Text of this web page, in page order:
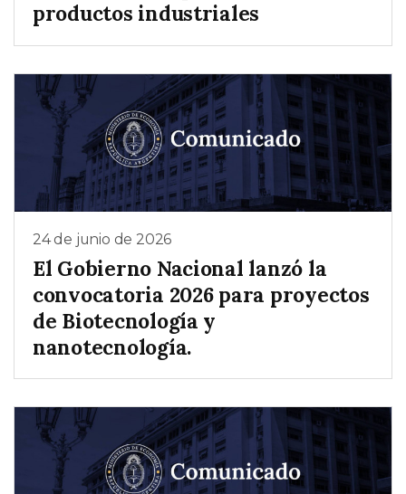
productos industriales
24 de junio de 2026
El Gobierno Nacional lanzó la
convocatoria 2026 para proyectos
de Biotecnología y
nanotecnología.